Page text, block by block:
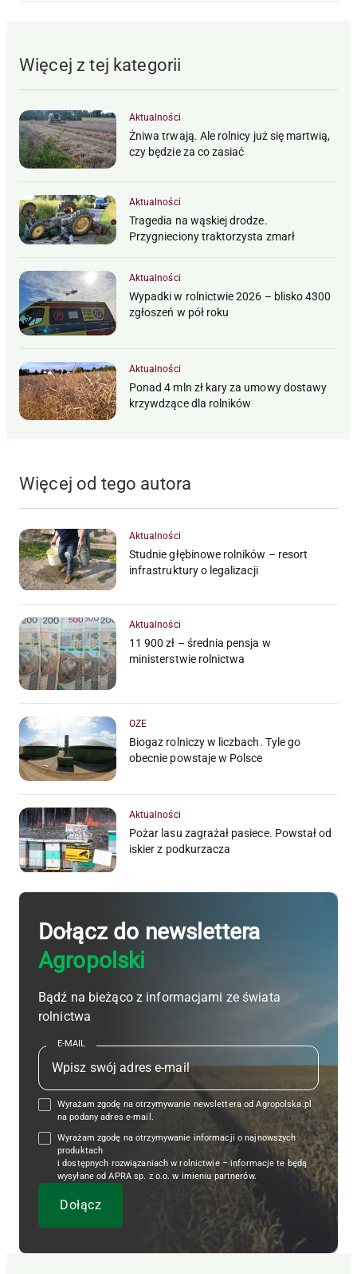
Więcej z tej kategorii
Aktualności
Żniwa trwają. Ale rolnicy już się martwią,
czy będzie za co zasiać
Aktualności
Tragedia na wąskiej drodze.
Przygnieciony traktorzysta zmarł
Aktualności
Wypadki w rolnictwie 2026 – blisko 4300
zgłoszeń w pół roku
Aktualności
Ponad 4 mln zł kary za umowy dostawy
krzywdzące dla rolników
Więcej od tego autora
Aktualności
Studnie głębinowe rolników – resort
infrastruktury o legalizacji
Aktualności
11 900 zł – średnia pensja w
ministerstwie rolnictwa
OZE
Biogaz rolniczy w liczbach. Tyle go
obecnie powstaje w Polsce
Aktualności
Pożar lasu zagrażał pasiece. Powstał od
iskier z podkurzacza
Dołącz do newslettera
Agropolski
Bądź na bieżąco z informacjami ze świata
rolnictwa
E-MAIL
Wyrażam zgodę na otrzymywanie newslettera od Agropolska.pl
na podany adres e-mail.
Wyrażam zgodę na otrzymywanie informacji o najnowszych
produktach
i dostępnych rozwiązaniach w rolnictwie – informacje te będą
wysyłane od APRA sp. z o.o. w imieniu partnerów.